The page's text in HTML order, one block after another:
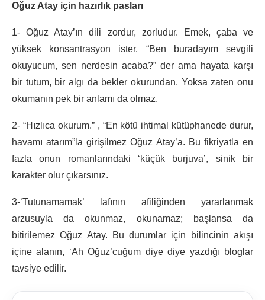
Oğuz Atay için hazırlık pasları
1- Oğuz Atay’ın dili zordur, zorludur. Emek, çaba ve
yüksek konsantrasyon ister. “Ben buradayım sevgili
okuyucum, sen nerdesin acaba?” der ama hayata karşı
bir tutum, bir algı da bekler okurundan. Yoksa zaten onu
okumanın pek bir anlamı da olmaz.
2- “Hızlıca okurum.” , “En kötü ihtimal kütüphanede durur,
havamı atarım”la girişilmez Oğuz Atay’a. Bu fikriyatla en
fazla onun romanlarındaki ‘küçük burjuva’, sinik bir
karakter olur çıkarsınız.
3-‘Tutunamamak’ lafının afiliğinden yararlanmak
arzusuyla da okunmaz, okunamaz; başlansa da
bitirilemez Oğuz Atay. Bu durumlar için bilincinin akışı
içine alanın, ‘Ah Oğuz’cuğum diye diye yazdığı bloglar
tavsiye edilir.